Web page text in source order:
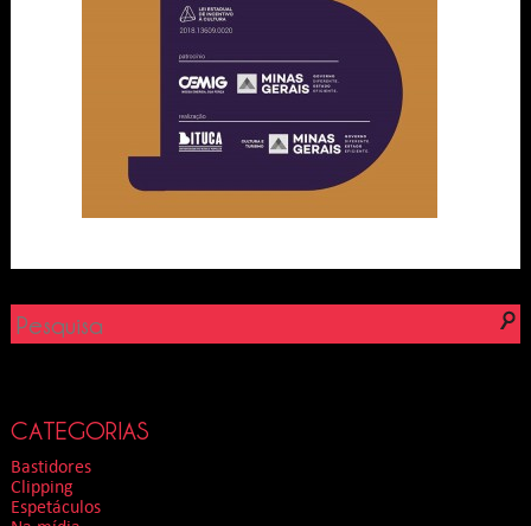
CATEGORIAS
Bastidores
Clipping
Espetáculos